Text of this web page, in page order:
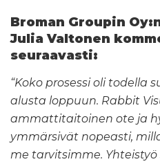
Broman Groupin
Julia Valtonen
seuraavasti:
“Koko prosessi oli todella
alusta loppuun. Rabbit
ammattitaitoinen ote ja
ymmärsivät nopeasti,
me tarvitsimme. Yhteistyö